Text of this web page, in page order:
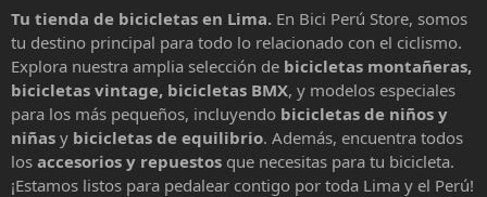
Tu tienda de bicicletas en Lima. En Bici Perú Store, somos
tu destino principal para todo lo relacionado con el ciclismo.
Explora nuestra amplia selección de bicicletas montañeras,
bicicletas vintage, bicicletas BMX, y modelos especiales
para los más pequeños, incluyendo bicicletas de niños y
niñas y bicicletas de equilibrio. Además, encuentra todos
los accesorios y repuestos que necesitas para tu bicicleta.
¡Estamos listos para pedalear contigo por toda Lima y el Perú!